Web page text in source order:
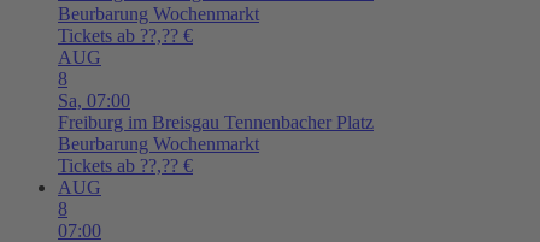
Beurbarung Wochenmarkt
Tickets ab ??,?? €
AUG
8
Sa, 07:00
Freiburg im Breisgau Tennenbacher Platz
Beurbarung Wochenmarkt
Tickets ab ??,?? €
AUG
8
07:00